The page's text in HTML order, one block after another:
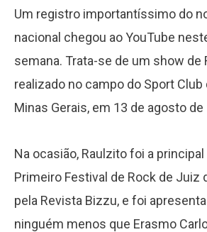
Um registro importantíssimo do
nacional chegou ao YouTube
semana. Trata-se de um show de
realizado no campo do Sport Club
Minas Gerais, em 13 de agosto de
Na ocasião, Raulzito foi a
Primeiro Festival de Rock de Juiz
pela Revista Bizzu, e foi
ninguém menos que Erasmo